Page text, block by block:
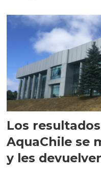
Los
AquaChile se
y les